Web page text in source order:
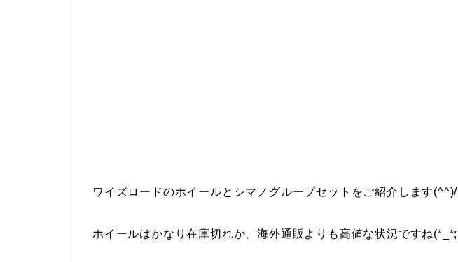
ワイズロードのホイールとシマノグループセットをご紹介します(^^)/
ホイールはかなり在庫切れか、海外通販よりも高値な状況ですね(*_*;